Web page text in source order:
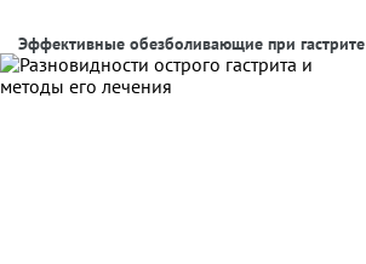
Эффективные обезболивающие при гастрите